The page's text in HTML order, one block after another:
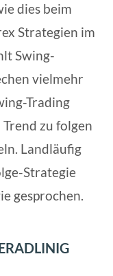
dies beim
Strategien im
Swing-
vielmehr
Trading
zu folgen
Landläufig
Strategie
gesprochen.